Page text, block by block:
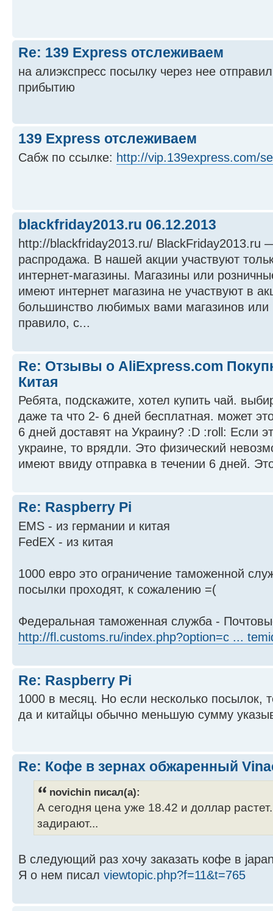
Re: 139 Express отслеживаем
на алиэкспресс посылку через нее
прибытию
139 Express отслеживаем
Сабж по ссылке: http://vip.139express.com/
blackfriday2013.ru 06.12.2013
http://blackfriday2013.ru/ BlackFriday2013.ru
распродажа. В нашей акции участвуют
интернет-магазины. Магазины или
имеют интернет магазина не участвуют в
большинство любимых вами магазинов или
правило, с...
Re: Отзывы о AliExpress.com
Китая
Ребята, подскажите, хотел купить чай.
даже та что 2- 6 дней бесплатная. может
6 дней доставят на Украину? :D :roll: Если
украине, то врядли. Это физический
имеют ввиду отправка в течении 6 дней.
Re: Raspberry Pi
EMS - из германии и китая
FedEX - из китая
1000 евро это ограничение таможенной
посылки проходят, к сожалению =(
Федеральная таможенная служба -
http://fl.customs.ru/index.php?option=c ...
Re: Raspberry Pi
1000 в месяц. Но если несколько посылок,
да и китайцы обычно меньшую сумму
Re: Кофе в зернах обжаренный
novichin писал(а):
А сегодня цена уже 18.42 и доллар
задирают...
В следующий раз хочу заказать кофе в
Я о нем писал viewtopic.php?f=11&t=765